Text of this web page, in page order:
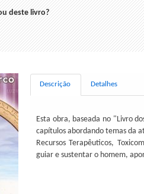
deste livro?
Descrição Detalhes
Esta obra, baseada no "Livro
capítulos abordando temas da
Recursos Terapêuticos,
guiar e sustentar o homem,